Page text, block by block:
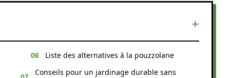
Liste des alternatives à la pouzzolane
Conseils pour un jardinage durable sans